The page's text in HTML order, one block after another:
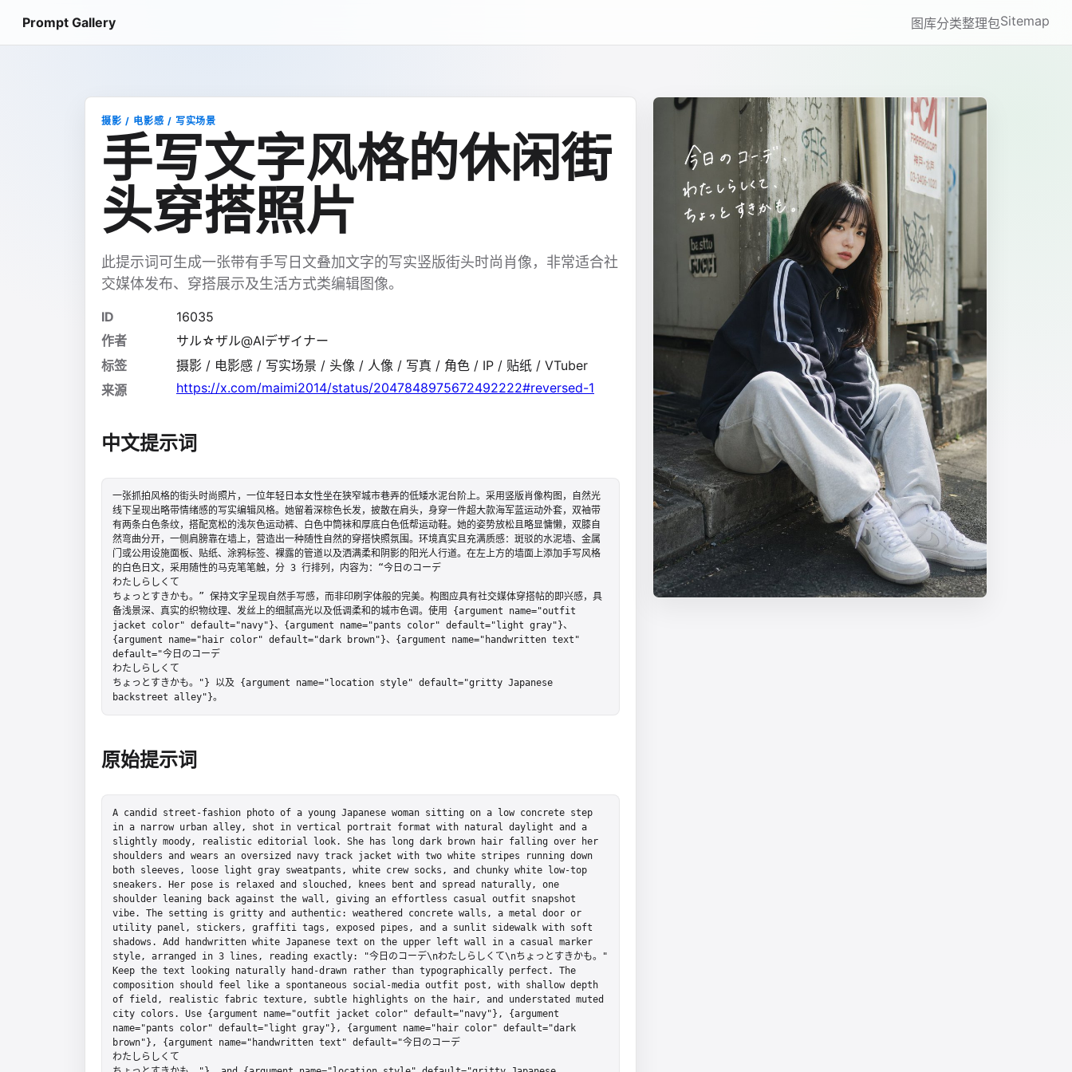
Prompt Gallery 图库分类整理包Sitemap
摄影 / 电影感 / 写实场景
手写文字风格的休闲街
头穿搭照片
此提示词可生成一张带有手写日文叠加文字的写实竖版街头时尚肖像，非常适合社
交媒体发布、穿搭展示及生活方式类编辑图像。
ID
16035
作者
サル☆ザル@AIデザイナー
标签
摄影 / 电影感 / 写实场景 / 头像 / 人像 / 写真 / 角色 / IP / 贴纸 / VTuber
来源
https://x.com/maimi2014/status/2047848975672492222#reversed-1
中文提示词
一张抓拍风格的街头时尚照片，一位年轻日本女性坐在狭窄城市巷弄的低矮水泥台阶上。采用竖版肖像构图，自然光
线下呈现出略带情绪感的写实编辑风格。她留着深棕色长发，披散在肩头，身穿一件超大款海军蓝运动外套，双袖带
有两条白色条纹，搭配宽松的浅灰色运动裤、白色中筒袜和厚底白色低帮运动鞋。她的姿势放松且略显慵懒，双膝自
然弯曲分开，一侧肩膀靠在墙上，营造出一种随性自然的穿搭快照氛围。环境真实且充满质感：斑驳的水泥墙、金属
门或公用设施面板、贴纸、涂鸦标签、裸露的管道以及洒满柔和阴影的阳光人行道。在左上方的墙面上添加手写风格
的白色日文，采用随性的马克笔笔触，分 3 行排列，内容为：“今日のコーデ
わたしらしくて
ちょっとすきかも。” 保持文字呈现自然手写感，而非印刷字体般的完美。构图应具有社交媒体穿搭帖的即兴感，具
备浅景深、真实的织物纹理、发丝上的细腻高光以及低调柔和的城市色调。使用 {argument name="outfit
jacket color" default="navy"}、{argument name="pants color" default="light gray"}、
{argument name="hair color" default="dark brown"}、{argument name="handwritten text"
default="今日のコーデ
わたしらしくて
ちょっとすきかも。"} 以及 {argument name="location style" default="gritty Japanese
backstreet alley"}。
原始提示词
A candid street-fashion photo of a young Japanese woman sitting on a low concrete step
in a narrow urban alley, shot in vertical portrait format with natural daylight and a
slightly moody, realistic editorial look. She has long dark brown hair falling over her
shoulders and wears an oversized navy track jacket with two white stripes running down
both sleeves, loose light gray sweatpants, white crew socks, and chunky white low-top
sneakers. Her pose is relaxed and slouched, knees bent and spread naturally, one
shoulder leaning back against the wall, giving an effortless casual outfit snapshot
vibe. The setting is gritty and authentic: weathered concrete walls, a metal door or
utility panel, stickers, graffiti tags, exposed pipes, and a sunlit sidewalk with soft
shadows. Add handwritten white Japanese text on the upper left wall in a casual marker
style, arranged in 3 lines, reading exactly: "今日のコーデ\nわたしらしくて\nちょっとすきかも。"
Keep the text looking naturally hand-drawn rather than typographically perfect. The
composition should feel like a spontaneous social-media outfit post, with shallow depth
of field, realistic fabric texture, subtle highlights on the hair, and understated muted
city colors. Use {argument name="outfit jacket color" default="navy"}, {argument
name="pants color" default="light gray"}, {argument name="hair color" default="dark
brown"}, {argument name="handwritten text" default="今日のコーデ
わたしらしくて